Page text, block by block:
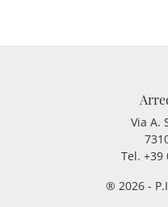
Via A.
Tel. +39
® 2026 -